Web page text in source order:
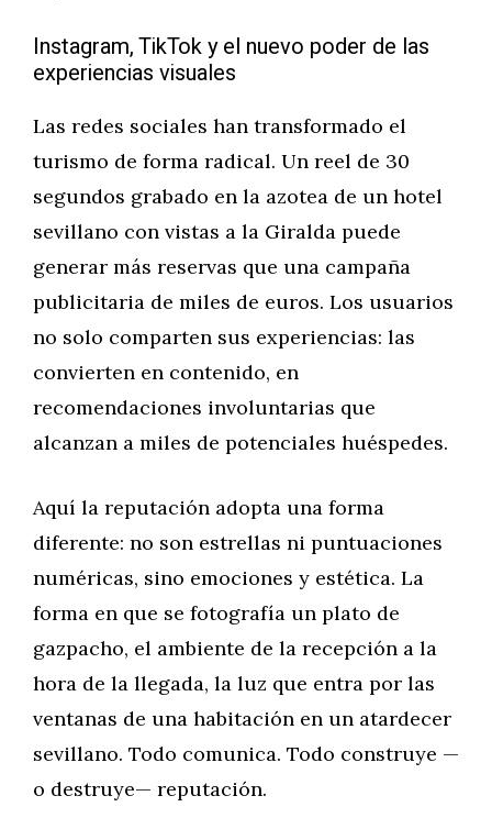
Instagram, TikTok y el nuevo poder de las
experiencias visuales
Las redes sociales han transformado el
turismo de forma radical. Un reel de 30
segundos grabado en la azotea de un hotel
sevillano con vistas a la Giralda puede
generar más reservas que una campaña
publicitaria de miles de euros. Los usuarios
no solo comparten sus experiencias: las
convierten en contenido, en
recomendaciones involuntarias que
alcanzan a miles de potenciales huéspedes.
Aquí la reputación adopta una forma
diferente: no son estrellas ni puntuaciones
numéricas, sino emociones y estética. La
forma en que se fotografía un plato de
gazpacho, el ambiente de la recepción a la
hora de la llegada, la luz que entra por las
ventanas de una habitación en un atardecer
sevillano. Todo comunica. Todo construye —
o destruye— reputación.